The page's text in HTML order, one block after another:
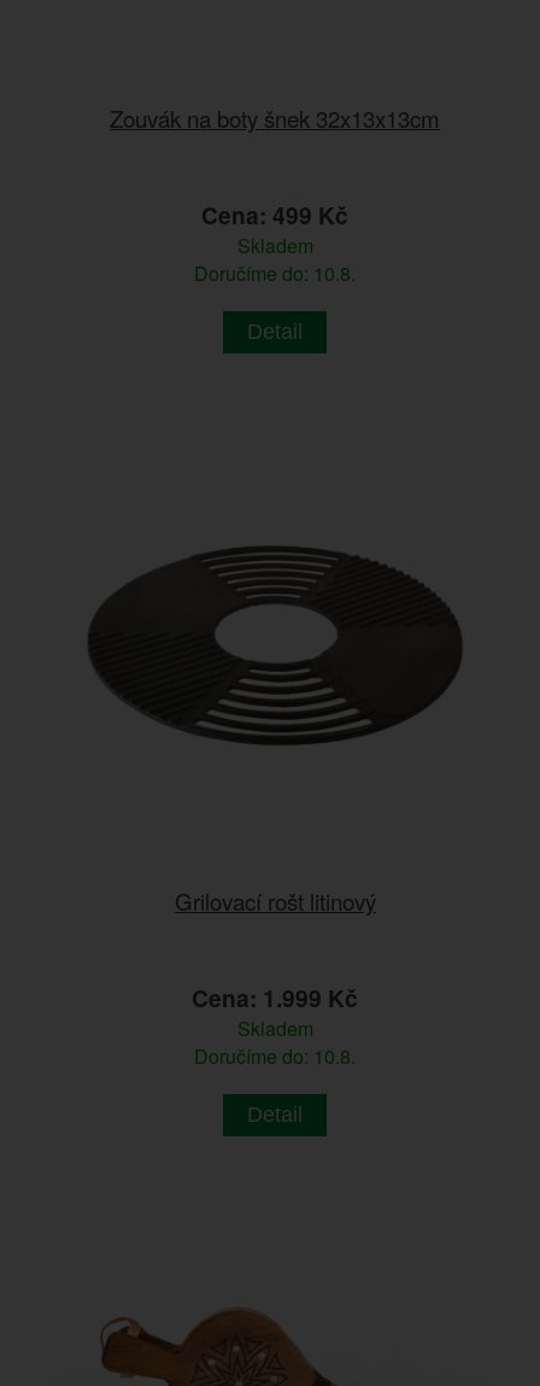
Zouvák na boty šnek 32x13x13cm
Cena: 499 Kč
Skladem
Doručíme do: 10.8.
Detail
Grilovací rošt litinový
Cena: 1.999 Kč
Skladem
Doručíme do: 10.8.
Detail